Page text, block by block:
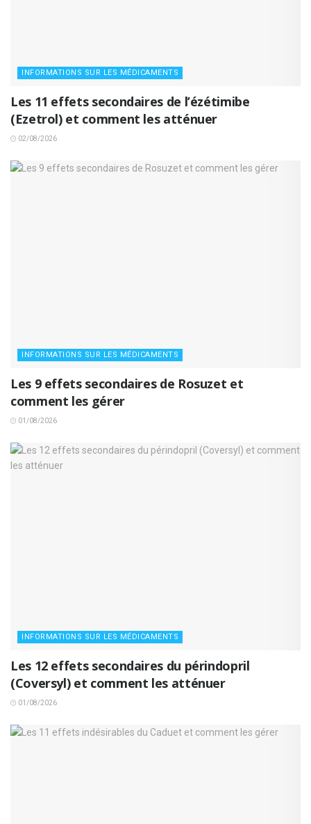
INFORMATIONS SUR LES MÉDICAMENTS
Les 11 effets secondaires de l’ézétimibe
(Ezetrol) et comment les atténuer
02/08/2026
INFORMATIONS SUR LES MÉDICAMENTS
Les 9 effets secondaires de Rosuzet et
comment les gérer
01/08/2026
INFORMATIONS SUR LES MÉDICAMENTS
Les 12 effets secondaires du périndopril
(Coversyl) et comment les atténuer
01/08/2026